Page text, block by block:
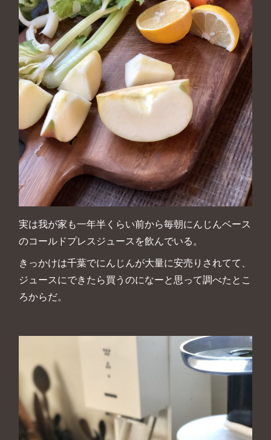
実は我が家も一年半くらい前から毎朝にんじんベース
のコールドプレスジュースを飲んでいる。
きっかけは千葉でにんじんが大量に安売りされてて、
ジュースにできたら買うのになーと思って調べたとこ
ろからだ。